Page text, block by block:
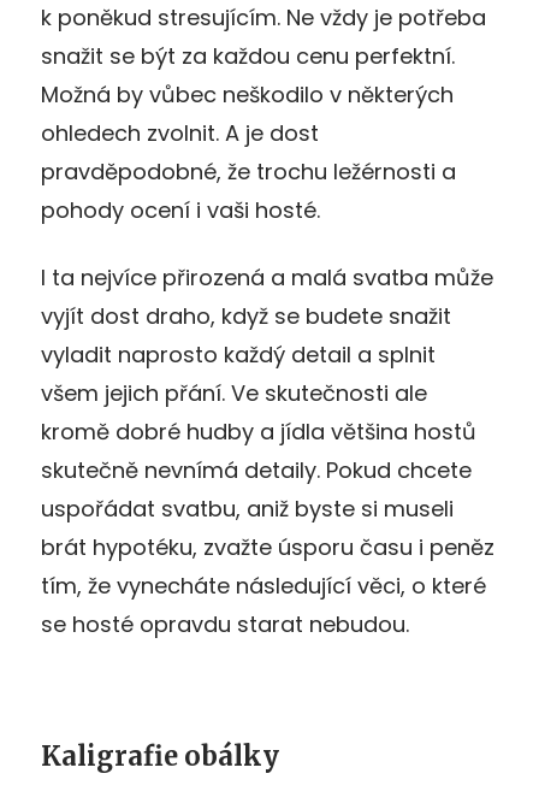
k poněkud stresujícím. Ne vždy je potřeba
snažit se být za každou cenu perfektní.
Možná by vůbec neškodilo v některých
ohledech zvolnit. A je dost
pravděpodobné, že trochu ležérnosti a
pohody ocení i vaši hosté.
I ta nejvíce přirozená a malá svatba může
vyjít dost draho, když se budete snažit
vyladit naprosto každý detail a splnit
všem jejich přání. Ve skutečnosti ale
kromě dobré hudby a jídla většina hostů
skutečně nevnímá detaily. Pokud chcete
uspořádat svatbu, aniž byste si museli
brát hypotéku, zvažte úsporu času i peněz
tím, že vynecháte následující věci, o které
se hosté opravdu starat nebudou.
Kaligrafie obálky